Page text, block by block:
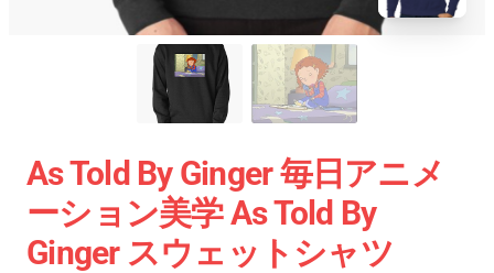
As Told By Ginger 毎日アニメ
ーション美学 As Told By
Ginger スウェットシャツ